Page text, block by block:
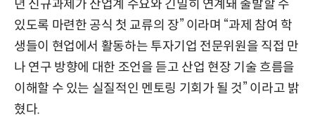
년 신규과제가 산업계 수요와 긴밀히 연계돼 출발할 수
있도록 마련한 공식 첫 교류의 장” 이라며 “과제 참여 학
생들이 현업에서 활동하는 투자기업 전문위원을 직접 만
나 연구 방향에 대한 조언을 듣고 산업 현장 기술 흐름을
이해할 수 있는 실질적인 멘토링 기회가 될 것” 이라고 밝
혔다.